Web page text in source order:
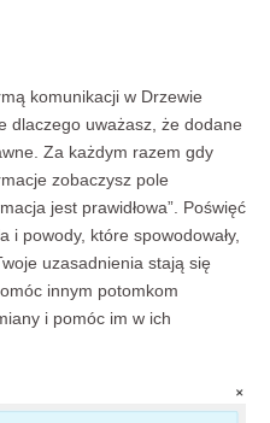
komunikacji w Drzewie
dlaczego uważasz, że dodane
Za każdym razem gdy
zobaczysz pole
jest prawidłowa”. Poświęć
i powody, które spowodowały,
uzasadnienia stają się
innym potomkom
i pomóc im w ich